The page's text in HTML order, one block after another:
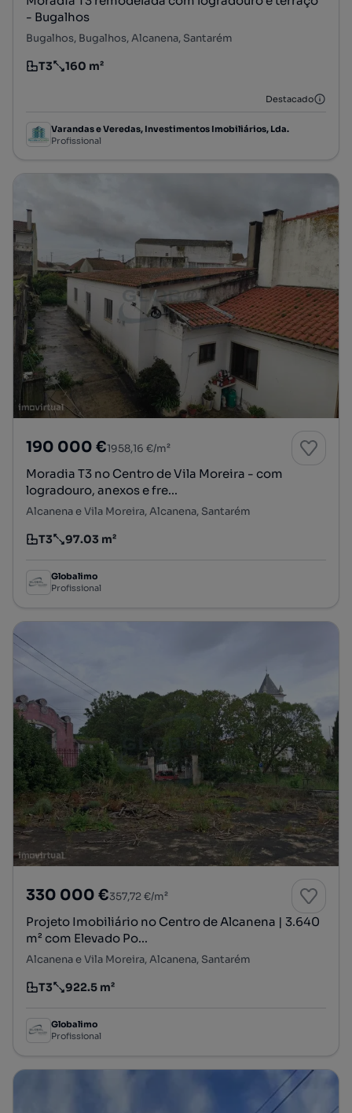
- Bugalhos
Bugalhos, Bugalhos, Alcanena, Santarém
Tipologia
T3
Preço por metro quadrado
160 m²
Destacado
Varandas e Veredas, Investimentos Imobiliários, Lda.
Profissional
190 000 €1958,16 €/m²
Moradia T3 no Centro de Vila Moreira - com
logradouro, anexos e fre...
Alcanena e Vila Moreira, Alcanena, Santarém
Tipologia
T3
Preço por metro quadrado
97.03 m²
Globalimo
Profissional
330 000 €357,72 €/m²
Projeto Imobiliário no Centro de Alcanena | 3.640
m² com Elevado Po...
Alcanena e Vila Moreira, Alcanena, Santarém
Tipologia
T3
Preço por metro quadrado
922.5 m²
Globalimo
Profissional